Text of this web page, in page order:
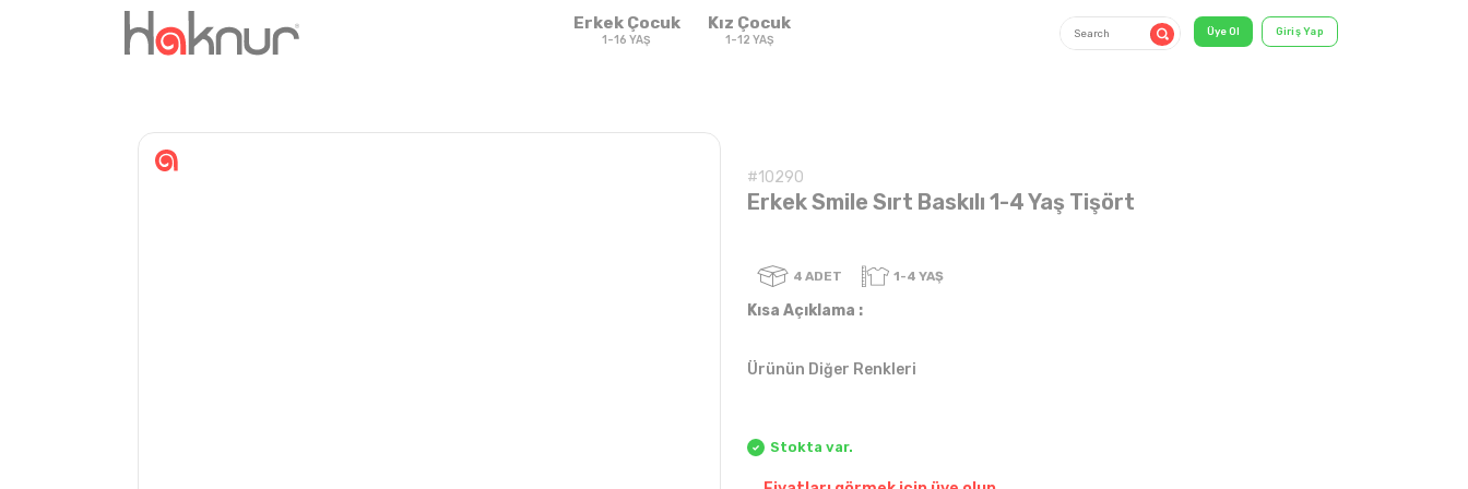
Erkek Çocuk
1-16 YAŞ
Sweatshirt & T-Sweatshirt & T-
#10290
Erkek Smile Sırt Baskılı 1-4 Yaş Tişört
Kısa Açıklama :
Ürünün Diğer Renkleri
Stokta var.